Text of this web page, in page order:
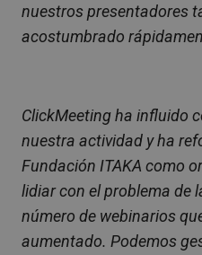
nuestros presentadores
acostumbrado
ClickMeeting ha influido
nuestra actividad y ha
Fundación ITAKA como
lidiar con el problema de
número de webinarios
aumentado. Podemos